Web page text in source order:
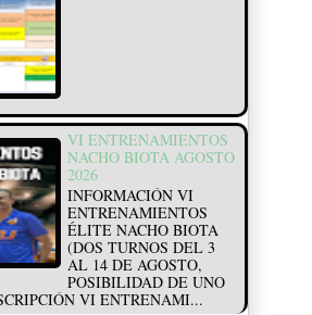
VI ENTRENAMIENTOS
NACHO BIOTA AGOSTO
2026
INFORMACIÓN VI
ENTRENAMIENTOS
ÉLITE NACHO BIOTA
(DOS TURNOS DEL 3
AL 14 DE AGOSTO,
POSIBILIDAD DE UNO
VI ENTRENAMI...